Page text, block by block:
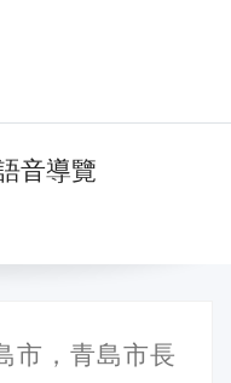
音導覽
市，青島市長